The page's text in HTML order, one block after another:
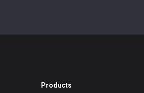
Products